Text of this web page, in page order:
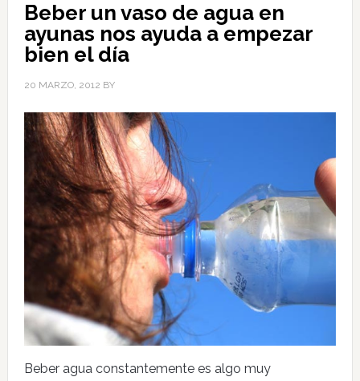
Beber un vaso de agua en
ayunas nos ayuda a empezar
bien el día
20 MARZO, 2012 BY
Beber agua constantemente es algo muy